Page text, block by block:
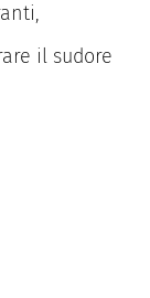
il sudore